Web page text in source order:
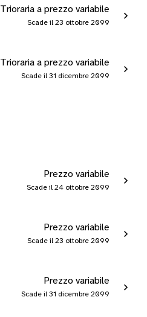
Trioraria a prezzo variabile
Scade il 23 ottobre 2099
Trioraria a prezzo variabile
Scade il 31 dicembre 2099
Prezzo variabile
Scade il 24 ottobre 2099
Prezzo variabile
Scade il 23 ottobre 2099
Prezzo variabile
Scade il 31 dicembre 2099